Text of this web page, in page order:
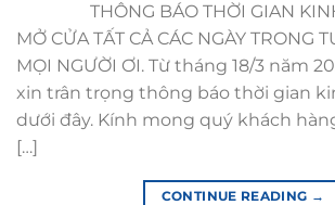
THÔNG BÁO THỜI GIAN KINH
MỞ CỬA TẤT CẢ CÁC NGÀY TRONG
MỌI NGƯỜI ƠI. Từ tháng 18/3 năm
xin trân trọng thông báo thời gian
dưới đây. Kính mong quý khách
[…]
CONTINUE READING →